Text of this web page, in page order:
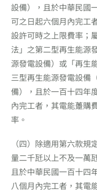
設備），且於中華民國
可之日起六個月內完工
設許可時之上限費率；
法」之第二型再生能源
源發電設備）或「再生
三型再生能源發電設備
備），且於一百十四年
內完工者，其電能躉購
率。
（四） 除適用第六款規
量二千瓩以上不及一萬
且於中華民國一百十四
八個月內完工者，其電